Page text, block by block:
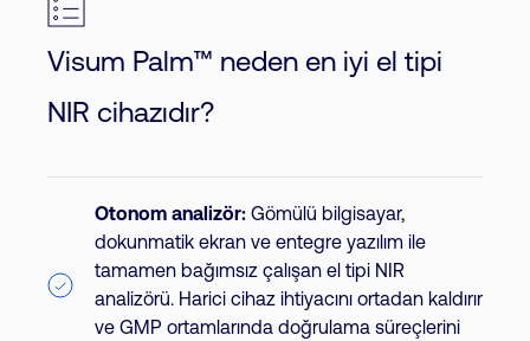
Visum Palm™ neden en iyi el tipi
NIR cihazıdır?
Otonom analizör: Gömülü bilgisayar,
dokunmatik ekran ve entegre yazılım ile
tamamen bağımsız çalışan el tipi NIR
analizörü. Harici cihaz ihtiyacını ortadan kaldırır
ve GMP ortamlarında doğrulama süreçlerini